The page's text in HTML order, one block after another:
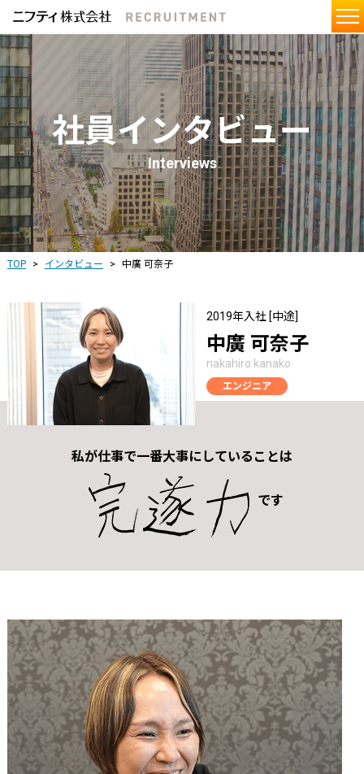
社員インタビュー
Interviews
TOP インタビュー 中廣 可奈子
2019年入社 [中途]
中廣 可奈子
nakahiro kanako
エンジニア
私が仕事で一番大事にしていることは
です